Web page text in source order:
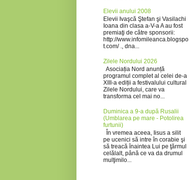
Elevii anului 2008
Elevii Ivaşcă Ştefan şi Vasilachi
Ioana din clasa a-V-a A au fost
premiaţi de către sponsorii:
http://www.infomileanca.blogspo
t.com/ ., dna...
Zilele Nordului 2026
Asociația Nord anunță
programul complet al celei de-a
XIII-a ediții a festivalului cultural
Zilele Nordului, care va
transforma cel mai no...
Duminica a 9-a după Rusalii
(Umblarea pe mare - Potolirea
furtunii)
În vremea aceea, Iisus a silit
pe ucenici să intre în corabie şi
să treacă înaintea Lui pe ţărmul
celălalt, până ce va da drumul
mulţimilo...